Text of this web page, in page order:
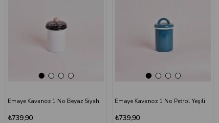
Emaye Kavanoz 1 No Beyaz Siyah
₺739,90
Emaye Kavanoz 1 No Petrol Yeşili
₺739,90